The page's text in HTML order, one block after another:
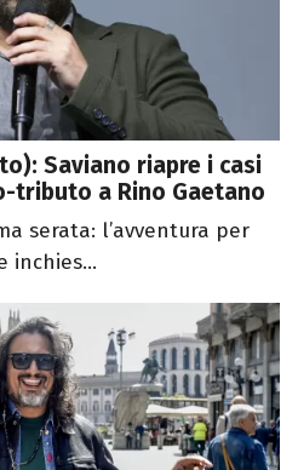
Saviano riapre i casi
tributo a Rino Gaetano
serata: l’avventura per
inchies...